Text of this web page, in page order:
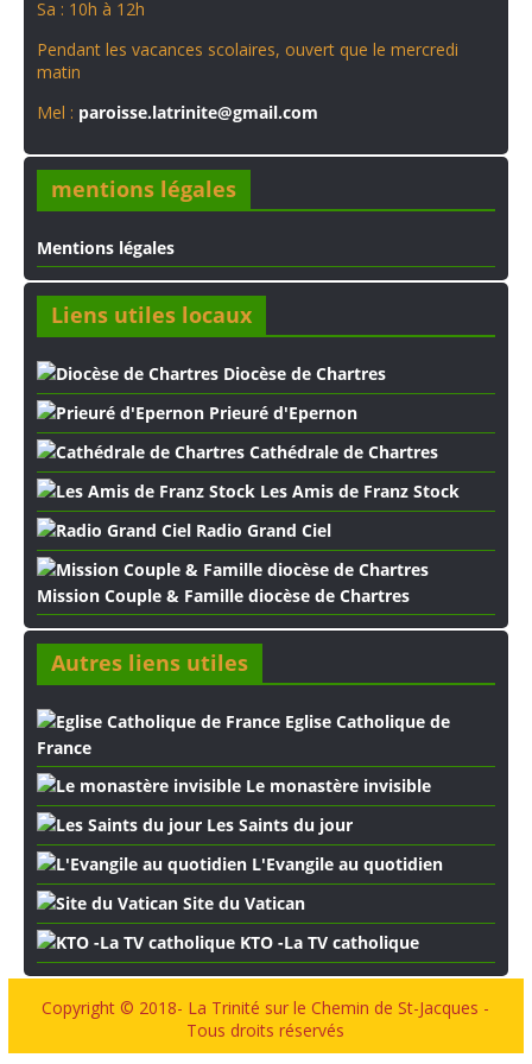
Sa : 10h à 12h
Pendant les vacances scolaires, ouvert que le mercredi
matin
Mel : paroisse.latrinite@gmail.com
mentions légales
Mentions légales
Liens utiles locaux
Diocèse de Chartres
Prieuré d'Epernon
Cathédrale de Chartres
Les Amis de Franz Stock
Radio Grand Ciel
Mission Couple & Famille diocèse de Chartres
Autres liens utiles
Eglise Catholique de
France
Le monastère invisible
Les Saints du jour
L'Evangile au quotidien
Site du Vatican
KTO -La TV catholique
Copyright © 2018- La Trinité sur le Chemin de St-Jacques -
Tous droits réservés